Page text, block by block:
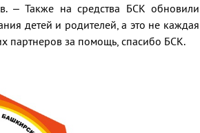
– Также на средства БСК обновили
детей и родителей, а это не каждая
партнеров за помощь, спасибо БСК.